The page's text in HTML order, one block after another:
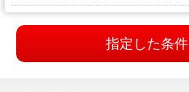
指定した条